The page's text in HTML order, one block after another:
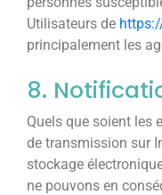
Utilisateurs de
principalement les
8.
Quels que soient les
de transmission sur
stockage
ne pouvons en